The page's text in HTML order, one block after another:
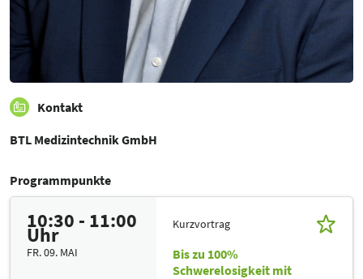
Kontakt
BTL Medizintechnik GmbH
Programmpunkte
10:30 - 11:00
Uhr
FR. 09. MAI
Kurzvortrag
Bis zu 100%
Schwerelosigkeit mit